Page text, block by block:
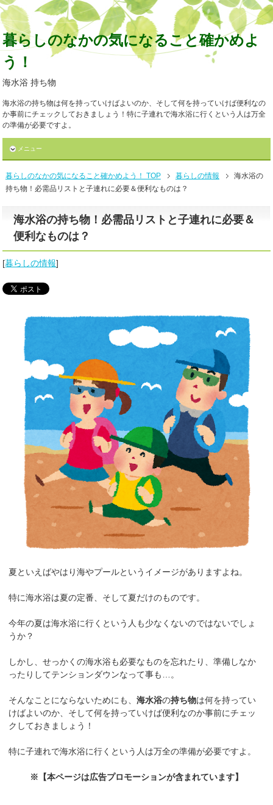
暮らしのなかの気になること確かめよ
う！
海水浴 持ち物
海水浴の持ち物は何を持っていけばよいのか、そして何を持っていけば便利なの
か事前にチェックしておきましょう！特に子連れで海水浴に行くという人は万全
の準備が必要ですよ。
メニュー
暮らしのなかの気になること確かめよう！ TOP 暮らしの情報
海水浴の
持ち物！必需品リストと子連れに必要＆便利なものは？
海水浴の持ち物！必需品リストと子連れに必要＆
便利なものは？
[暮らしの情報]
夏といえばやはり海やプールというイメージがありますよね。
特に海水浴は夏の定番、そして夏だけのものです。
今年の夏は海水浴に行くという人も少なくないのではないでしょ
うか？
しかし、せっかくの海水浴も必要なものを忘れたり、準備しなか
ったりしてテンションダウンなって事も…。
そんなことにならないためにも、海水浴の持ち物は何を持ってい
けばよいのか、そして何を持っていけば便利なのか事前にチェッ
クしておきましょう！
特に子連れで海水浴に行くという人は万全の準備が必要ですよ。
※【本ページは広告プロモーションが含まれています】